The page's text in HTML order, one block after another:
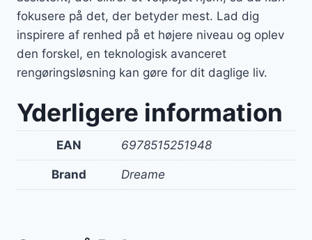
fokusere på det, der betyder mest. Lad dig
inspirere af renhed på et højere niveau og oplev
den forskel, en teknologisk avanceret
rengøringsløsning kan gøre for dit daglige liv.
Yderligere information
EAN 6978515251948
Brand Dreame